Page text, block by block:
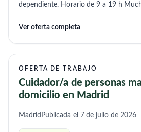
dependiente. Horario de 9 a 19 h
Ver oferta completa
OFERTA DE TRABAJO
Cuidador/a de personas
domicilio en Madrid
Madrid Publicada el 7 de julio de 2026